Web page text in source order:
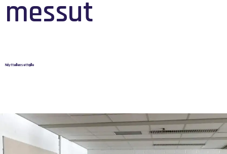
messut
Näytteilleasettajille